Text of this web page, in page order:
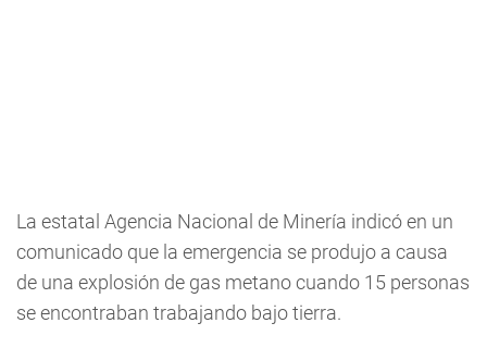
La estatal Agencia Nacional de Minería indicó en un
comunicado que la emergencia se produjo a causa
de una explosión de gas metano cuando 15 personas
se encontraban trabajando bajo tierra.